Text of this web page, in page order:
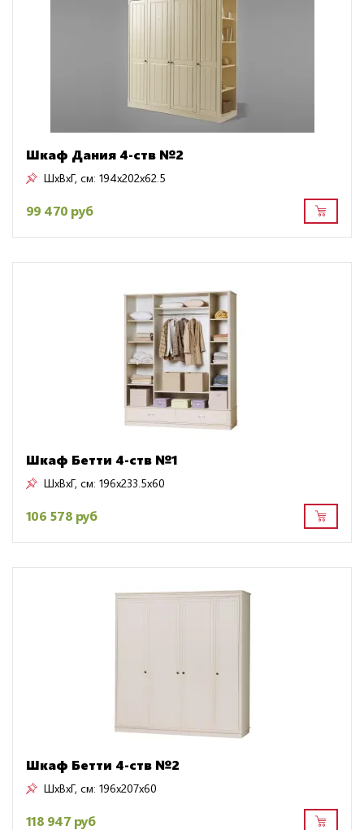
Шкаф Дания 4-ств №2
ШxВxГ, см: 194x202x62.5
99 470 руб
Шкаф Бетти 4-ств №1
ШxВxГ, см: 196x233.5x60
106 578 руб
Шкаф Бетти 4-ств №2
ШxВxГ, см: 196x207x60
118 947 руб